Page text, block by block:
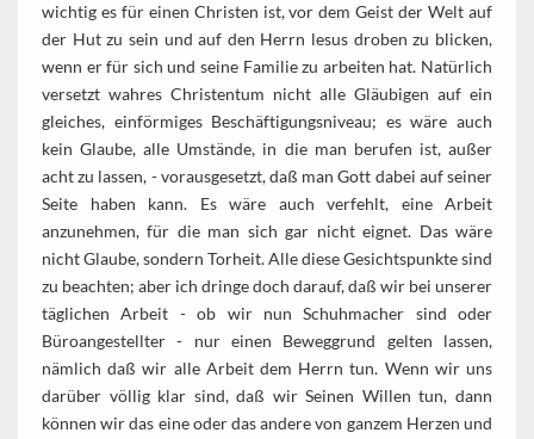
wichtig es für einen Christen ist, vor dem Geist der Welt auf
der Hut zu sein und auf den Herrn lesus droben zu blicken,
wenn er für sich und seine Familie zu arbeiten hat. Natürlich
versetzt wahres Christentum nicht alle Gläubigen auf ein
gleiches, einförmiges Beschäftigungsniveau; es wäre auch
kein Glaube, alle Umstände, in die man berufen ist, außer
acht zu lassen, - vorausgesetzt, daß man Gott dabei auf seiner
Seite haben kann. Es wäre auch verfehlt, eine Arbeit
anzunehmen, für die man sich gar nicht eignet. Das wäre
nicht Glaube, sondern Torheit. Alle diese Gesichtspunkte sind
zu beachten; aber ich dringe doch darauf, daß wir bei unserer
täglichen Arbeit - ob wir nun Schuhmacher sind oder
Büroangestellter - nur einen Beweggrund gelten lassen,
nämlich daß wir alle Arbeit dem Herrn tun. Wenn wir uns
darüber völlig klar sind, daß wir Seinen Willen tun, dann
können wir das eine oder das andere von ganzem Herzen und